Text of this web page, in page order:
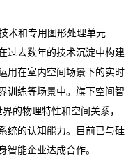
术和专用图形处理单元
过去数年的技术沉淀中构建
用在室内空间场景下的实时
训练等场景中。旗下空间智
的物理特性和空间关系，
统的认知能力。目前已与硅
智能企业达成合作。